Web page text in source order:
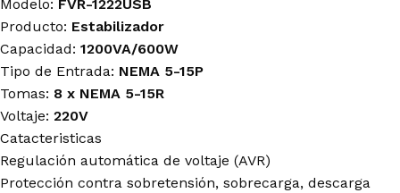
Modelo: FVR-1222USB
Producto: Estabilizador
Capacidad: 1200VA/600W
Tipo de Entrada: NEMA 5-15P
Tomas: 8 x NEMA 5-15R
Voltaje: 220V
Catacteristicas
Regulación automática de voltaje (AVR)
Protección contra sobretensión, sobrecarga, descarga